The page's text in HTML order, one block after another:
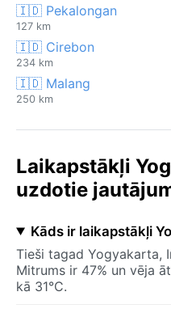
🇮🇩 Pekalongan
127 km
🇮🇩 Cirebon
234 km
🇮🇩 Malang
250 km
Laikapstākļi
uzdotie
Kāds ir laikapstākļi
Tieši tagad Yogyakarta,
Mitrums ir 47% un vēja
kā 31°C.